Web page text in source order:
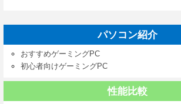
パソコン紹介
おすすめゲーミングPC
初心者向けゲーミングPC
性能比較